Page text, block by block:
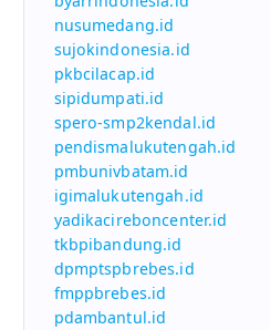
nusumedang.id
sujokindonesia.id
pkbcilacap.id
sipidumpati.id
spero-smp2kendal.id
pendismalukutengah.id
pmbunivbatam.id
igimalukutengah.id
yadikacireboncenter.id
tkbpibandung.id
dpmptspbrebes.id
fmppbrebes.id
pdambantul.id